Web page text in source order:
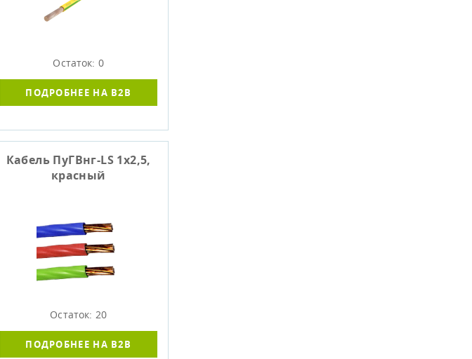
Остаток: 0
ПОДРОБНЕЕ НА B2B
Кабель ПуГВнг-LS 1х2,5,
красный
Остаток: 20
ПОДРОБНЕЕ НА B2B